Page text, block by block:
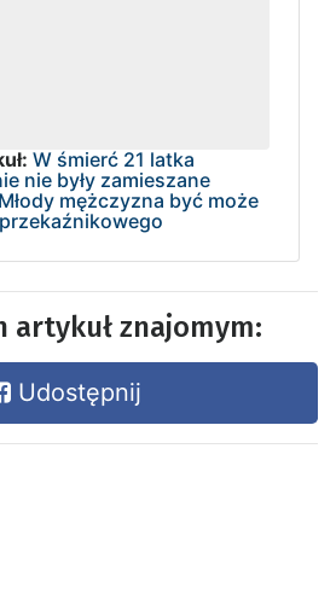
W śmierć 21 latka
nie były zamieszane
mężczyzna być może
przekaźnikowego
artykuł znajomym:
Udostępnij